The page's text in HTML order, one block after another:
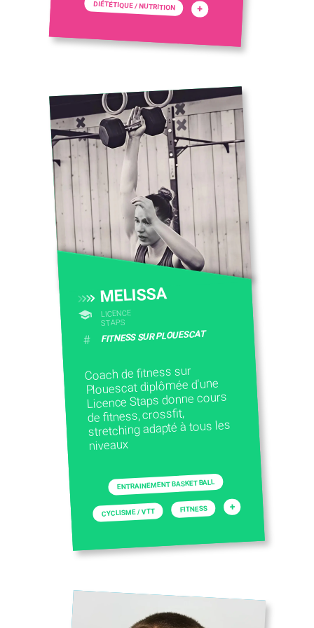
DIÉTÉTIQUE / NUTRITION +
MELISSA
LICENCE
STAPS
# FITNESS SUR PLOUESCAT
Coach de fitness sur
Plouescat diplômée d'une
Licence Staps donne cours
de fitness, crossfit,
stretching adapté à tous les
niveaux
ENTRAINEMENT BASKET BALL
CYCLISME / VTT FITNESS +